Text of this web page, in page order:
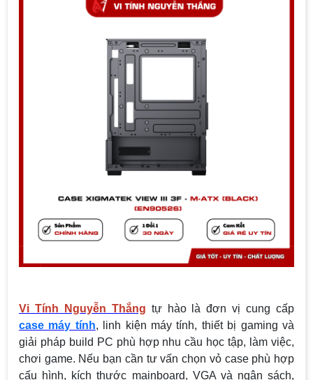
Vi Tính Nguyễn Thắng tự hào là đơn vị cung cấp
case máy tính, linh kiện máy tính, thiết bị gaming và
giải pháp build PC phù hợp nhu cầu học tập, làm việc,
chơi game. Nếu bạn cần tư vấn chọn vỏ case phù hợp
cấu hình, kích thước mainboard, VGA và ngân sách,